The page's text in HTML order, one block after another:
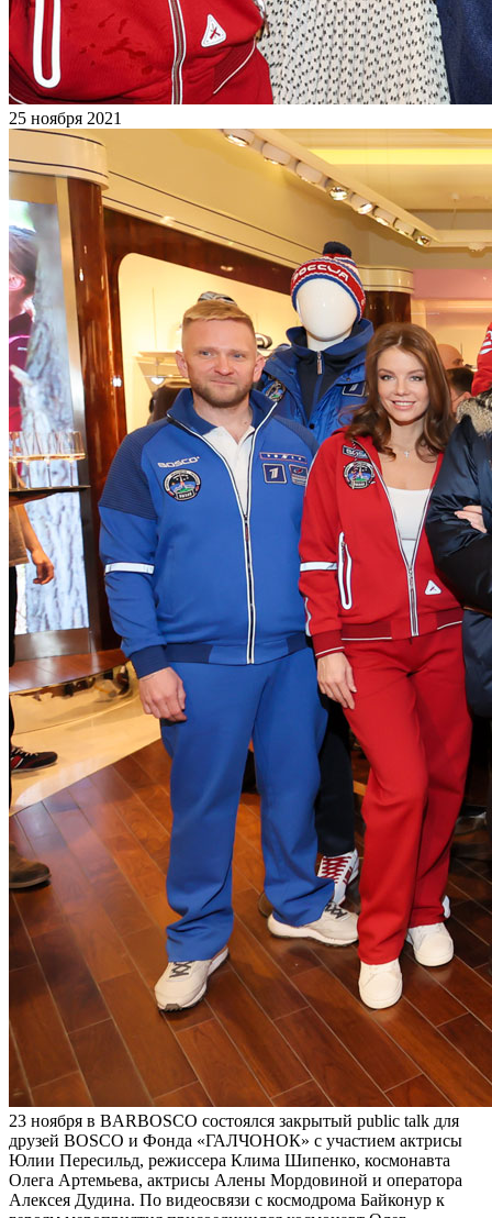
25 ноября 2021
23 ноября в BARBOSCO состоялся закрытый public talk для
друзей BOSCO и Фонда «ГАЛЧОНОК» с участием актрисы
Юлии Пересильд, режиссера Клима Шипенко, космонавта
Олега Артемьева, актрисы Алены Мордовиной и оператора
Алексея Дудина. По видеосвязи с космодрома Байконур к